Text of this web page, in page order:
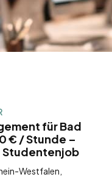
für Bad
€ / Stunde –
Westfalen,